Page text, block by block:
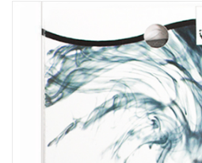
WORKSHOPS
SPECIALS
WERKZEUGE